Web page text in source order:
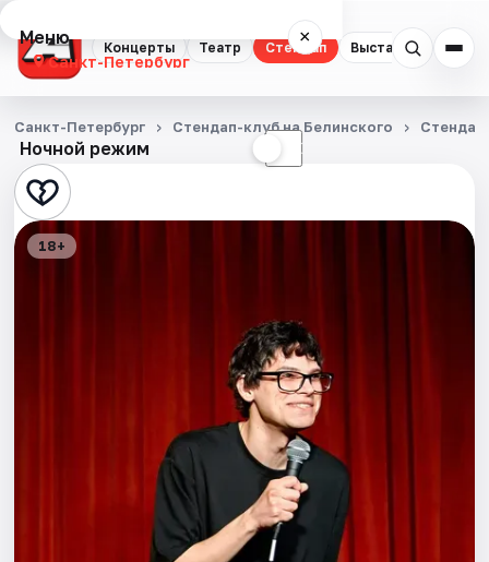
Концерты Театр Стендап Выставки
Меню ×
Санкт-Петербург
Концерты
Театр
Стендап
Ночной режим ☾
Санкт-Петербург Стендап-клуб на Белинского Стендап
18+